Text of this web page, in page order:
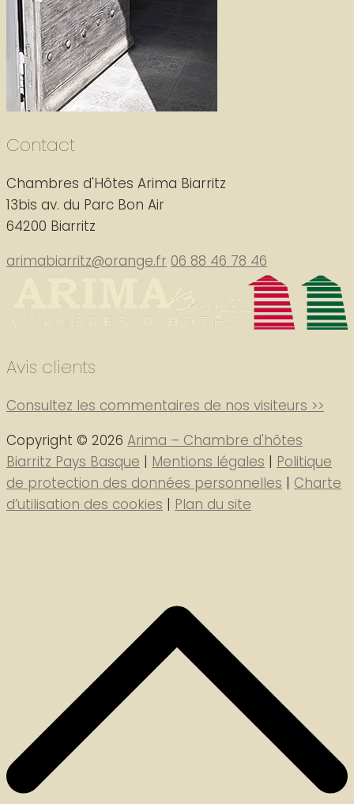
Contact
Chambres d'Hôtes Arima Biarritz
13bis av. du Parc Bon Air
64200 Biarritz
arimabiarritz@orange.fr 06 88 46 78 46
Avis clients
Consultez les commentaires de nos visiteurs >>
Copyright © 2026 Arima – Chambre d'hôtes
Biarritz Pays Basque | Mentions légales | Politique
de protection des données personnelles | Charte
d’utilisation des cookies | Plan du site